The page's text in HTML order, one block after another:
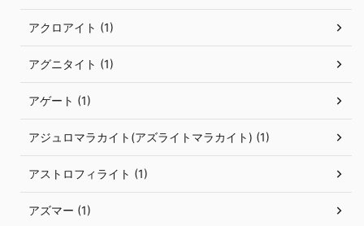
アクロアイト (1)
アグニタイト (1)
アゲート (1)
アジュロマラカイト(アズライトマラカイト) (1)
アストロフィライト (1)
アズマー (1)